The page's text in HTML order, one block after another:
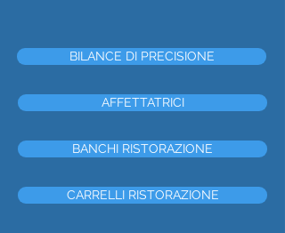
BILANCE DI PRECISIONE
AFFETTATRICI
BANCHI RISTORAZIONE
CARRELLI RISTORAZIONE